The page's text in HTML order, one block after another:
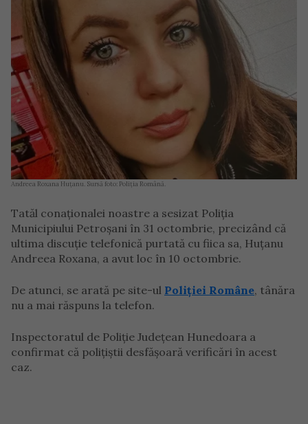
Andreea Roxana Huțanu. Sursă foto: Poliția Română.
Tatăl conaționalei noastre a sesizat Poliția
Municipiului Petroșani în 31 octombrie, precizând că
ultima discuție telefonică purtată cu fiica sa, Huțanu
Andreea Roxana, a avut loc în 10 octombrie.
De atunci, se arată pe site-ul Poliției Române, tânăra
nu a mai răspuns la telefon.
Inspectoratul de Poliție Județean Hunedoara a
confirmat că polițiștii desfășoară verificări în acest
caz.